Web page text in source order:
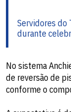
Servidores do
durante
No sistema
de reversão de
conforme o